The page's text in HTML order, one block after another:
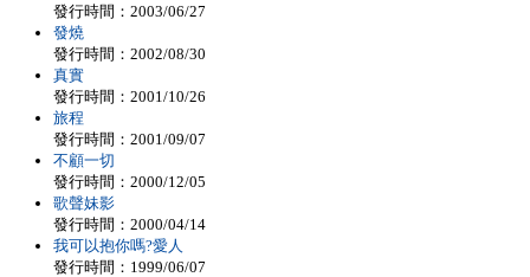
發行時間：2003/06/27
發燒
發行時間：2002/08/30
真實
發行時間：2001/10/26
旅程
發行時間：2001/09/07
不顧一切
發行時間：2000/12/05
歌聲妹影
發行時間：2000/04/14
我可以抱你嗎?愛人
發行時間：1999/06/07